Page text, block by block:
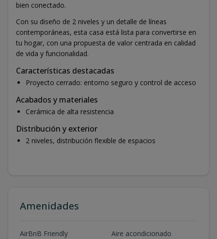
bien conectado.
Con su diseño de 2 niveles y un detalle de líneas
contemporáneas, esta casa está lista para convertirse en
tu hogar, con una propuesta de valor centrada en calidad
de vida y funcionalidad.
Características destacadas
Proyecto cerrado: entorno seguro y control de acceso
Acabados y materiales
Cerámica de alta resistencia
Distribución y exterior
2 niveles, distribución flexible de espacios
Amenidades
AirBnB Friendly
Aire acondicionado